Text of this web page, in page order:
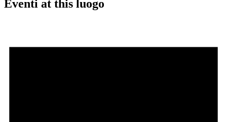
Eventi at this luogo